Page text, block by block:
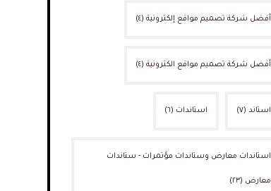
أفضل شركة تصميم مواقع إلكترونية(٤)
أفضل شركة تصميم مواقع الكترونية(٤)
استاند(٧) استاندات (٦)
استاندات معارض وستاندات مؤتمرات - ستاندات
معارض (٢٣)